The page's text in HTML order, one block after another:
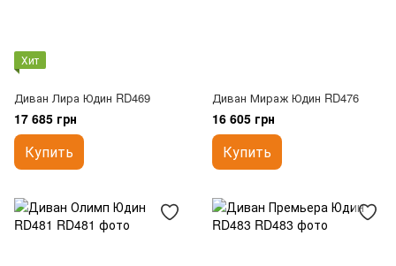
Хит
Диван Лира Юдин RD469
17 685 грн
Купить
Диван Мираж Юдин RD476
16 605 грн
Купить